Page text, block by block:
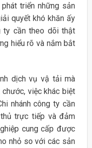
triển những sản
quyết khó khăn ấy
ty cần theo dõi thật
hiểu rõ và nắm bắt
dịch vụ vậ tải mà
việc khác biệt
nhánh công ty cần
trực tiếp và đảm
cung cấp được
nhỏ so với các sản